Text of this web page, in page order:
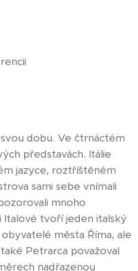
dobu. Ve čtrnáctém
představách. Itálie
jazyce, roztříštěném
sami sebe vnímali
mnoho
Italové tvoří jeden italský
města Říma, ale
Petrarca považoval
nadřazenou